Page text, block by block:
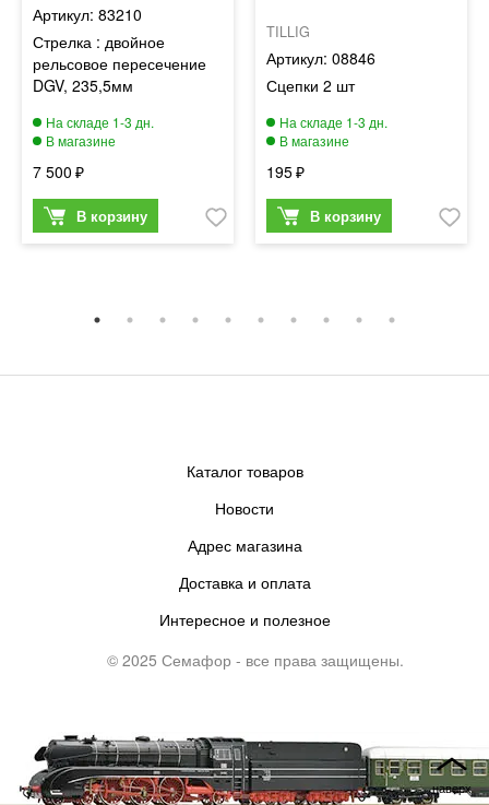
83210
Стрелка : двойное
рельсовое пересечение
DGV, 235,5мм
7 500
TILLIG
08846
Сцепки 2 шт
195
Каталог товаров
Новости
Адрес магазина
Доставка и оплата
Интересное и полезное
© 2025 Семафор - все права защищены.